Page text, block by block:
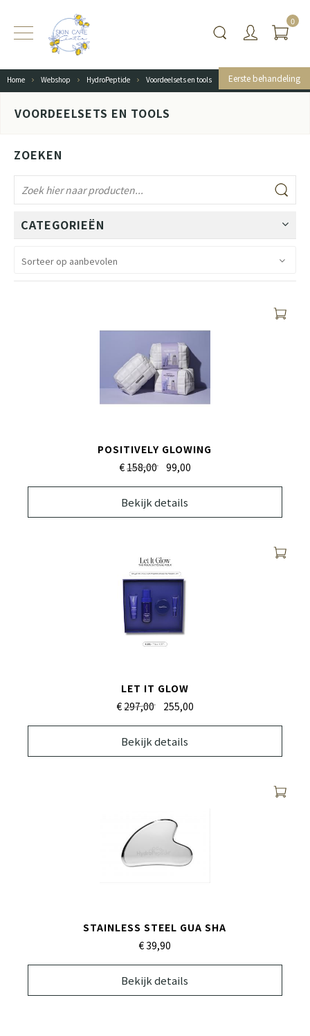
Eerste behandeling
0
Home Webshop HydroPeptide Voordeelsets en tools
VOORDEELSETS EN TOOLS
ZOEKEN
CATEGORIEËN
POSITIVELY GLOWING
€158,00 99,00
Bekijk details
LET IT GLOW
€297,00 255,00
Bekijk details
STAINLESS STEEL GUA SHA
€ 39,90
Bekijk details